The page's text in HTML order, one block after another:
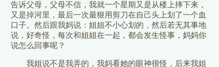
告诉父母，父母不信，我就一个星期又是从楼上摔下来，
又是掉河里，最后一次最狠用剪刀在自己头上划了一个血
口子。然后跟我妈说：姐姐不小心划的，然后若无其事地
说，好奇怪，每次和姐姐在一起，都会发生怪事，妈妈你
说怎么回事呢？
我姐说不是我弄的，我妈看她的眼神很怪，后来我姐